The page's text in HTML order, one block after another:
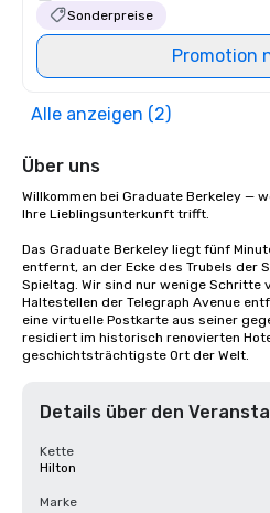
Sonderpreise
Promotion
Alle anzeigen (2)
Über uns
Willkommen bei Graduate Berkeley —
Ihre Lieblingsunterkunft trifft.
Das Graduate Berkeley liegt fünf
entfernt, an der Ecke des Trubels der
Spieltag. Wir sind nur wenige Schritte
Haltestellen der Telegraph Avenue
eine virtuelle Postkarte aus seiner
residiert im historisch renovierten
geschichtsträchtigste Ort der Welt.
Details über den
Kette
Hilton
Marke